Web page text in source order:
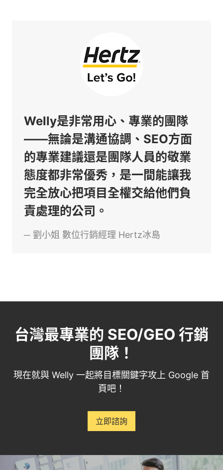
Welly是非常用心、專業的團隊
——無論是溝通協調、SEO方面
的專業建議還是團隊人員的敬業
態度都非常優秀，是一間能讓我
完全放心把項目全權交給他們負
責處理的公司。
─ 劉小姐 數位行銷經理 Hertz冰島
台灣最專業的 SEO/GEO 行銷
團隊！
現在就與 Welly 一起將目標關鍵字攻上 Google 首
頁吧！
立即諮詢